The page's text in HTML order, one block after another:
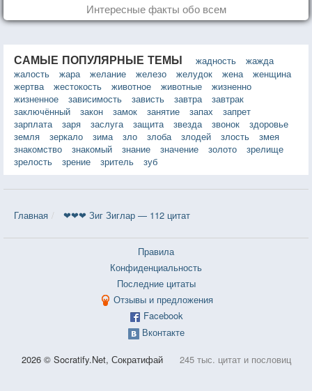
Интересные факты обо всем
САМЫЕ ПОПУЛЯРНЫЕ ТЕМЫ жадность
жажда
жалость
жара желание железо желудок жена
женщина
жертва
жестокость животное животные
жизненно
жизненное
зависимость зависть завтра
завтрак
заключённый
закон замок занятие запах
запрет
зарплата
заря заслуга защита звезда звонок
здоровье
земля
зеркало зима зло злоба злодей злость
змея
знакомство
знакомый знание значение золото
зрелище
зрелость
зрение зритель зуб
Главная ❤❤❤ Зиг Зиглар — 112 цитат
Правила
Конфиденциальность
Последние цитаты
Отзывы и предложения
Facebook
Вконтакте
2026 © Socratify.Net, Сократифай 245 тыс. цитат и пословиц